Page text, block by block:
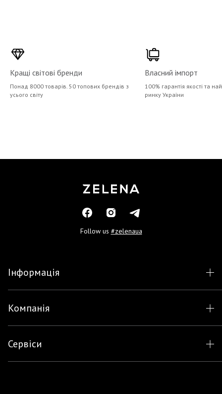
Кращі світові бренди
Понад 8000 товарів. 50 топових брендів з
усього світу
Власний імпорт
100% гарантія якості та
ринку України
Follow us #zelenaua
Інформація
Компанія
Сервіси